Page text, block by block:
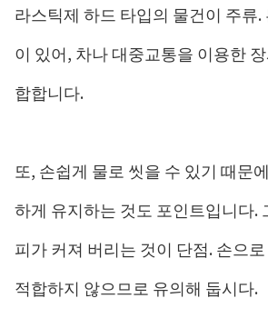
라스틱제 하드 타입의 물건이 주류
이 있어, 차나 대중교통을 이용한
합합니다.
또, 손쉽게 물로 씻을 수 있기 때문
하게 유지하는 것도 포인트입니다.
피가 커져 버리는 것이 단점. 손으
적합하지 않으므로 유의해 둡시다.